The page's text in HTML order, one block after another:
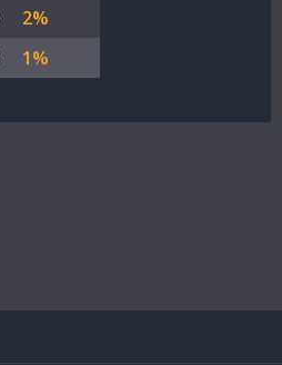
2%
1%